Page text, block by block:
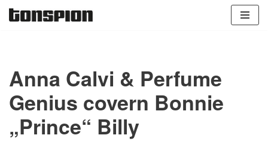
Anna Calvi & Perfume
Genius covern Bonnie
„Prince“ Billy